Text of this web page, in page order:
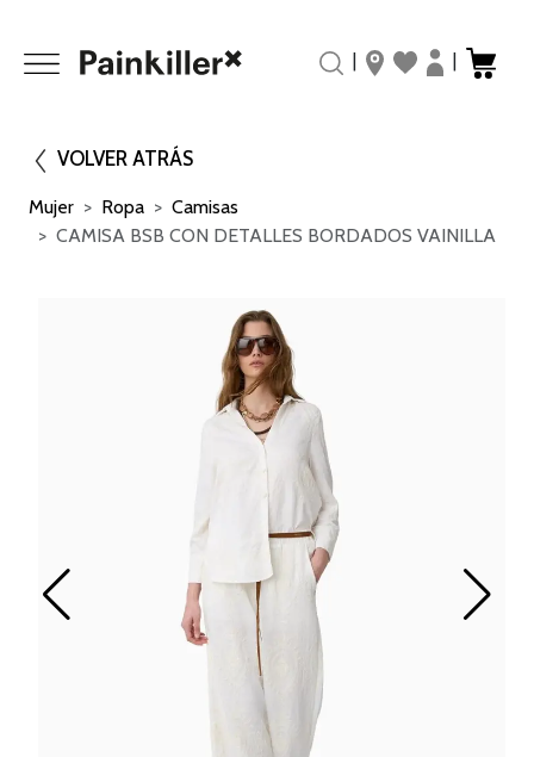
VOLVER ATRÁS
Mujer Ropa
Camisas
CAMISA BSB CON DETALLES BORDADOS VAINILLA